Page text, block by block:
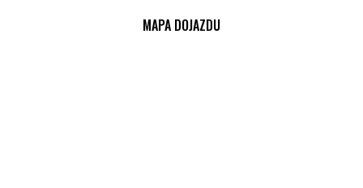
MAPA DOJAZDU